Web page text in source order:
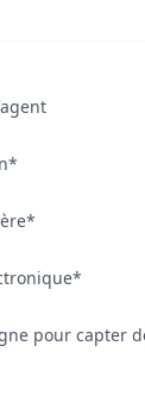
pour capter